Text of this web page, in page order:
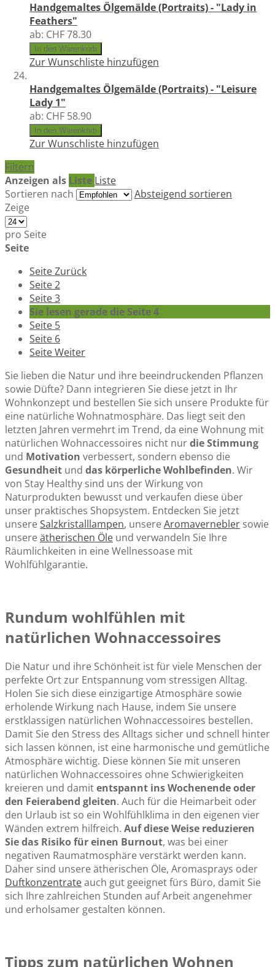
Handgemaltes Ölgemälde (Portraits) - "Lady in
Feathers"
ab: CHF 78.30
In den Warenkorb
Zur Wunschliste hinzufügen
Handgemaltes Ölgemälde (Portraits) - "Leisure
Lady 1"
ab: CHF 58.90
In den Warenkorb
Zur Wunschliste hinzufügen
Filtern
Anzeigen als Liste Liste
Sortieren nach
Absteigend sortieren
Zeige
pro Seite
Seite
SeiteZurück
Seite2
Seite3
Sie lesen gerade die Seite4
Seite 5
Seite 6
SeiteWeiter
Sie lieben die Natur und ihre beeindruckenden Pflanzen
sowie Düfte? Dann integrieren Sie diese jetzt in Ihr
Wohnkonzept und bestellen Sie sich unsere Produkte für
eine natürliche Wohnatmosphäre. Das liegt seit den
letzten Jahren vermehrt im Trend, da eine Wohnung mit
natürlichen Wohnaccessoires nicht nurdie Stimmung
und Motivation verbessert, sondern ebenso die
Gesundheit und das körperliche Wohlbefinden. Wir
von Stay Healthy sind uns der Wirkung von
Naturprodukten bewusst und verkaufen diese über
unser praktisches Shopsystem. Entdecken Sie jetzt
unsereSalzkristalllampen, unsereAromavernebler sowie
unsereätherischen Öle und verwandeln Sie Ihre
Räumlichkeiten in eine Wellnessoase mit
Wohlfühlgarantie.
Rundum wohlfühlen mit
natürlichen Wohnaccessoires
Die Natur und ihre Schönheit ist für viele Menschen der
perfekte Ort zur Entspannung vom stressigen Alltag.
Holen Sie sich diese einzigartige Atmosphäre sowie
erholende Wirkung nach Hause, indem Sie unsere
erstklassigen natürlichen Wohnaccessoires bestellen.
Damit Sie den Stress des Alltags sicher und schnell hinter
sich lassen können, ist eine harmonische und gemütliche
Atmosphäre wichtig. Diese können Sie mit unseren
natürlichen Wohnaccessoires ohne Schwierigkeiten
kreieren und damitentspannt ins Wochenende oder
den Feierabend gleiten. Auch für die Heimarbeit oder
den Urlaub ist so ein Wohlfühlklima in den eigenen vier
Wänden extrem hilfreich. Auf diese Weise reduzieren
Sie das Risiko für einen Burnout, was bei einer
negativen Raumatmosphäre verstärkt werden kann.
Daher sind unsere ätherischen Öle, Aromasprays oder
Duftkonzentrateauch gut geeignet fürs Büro, damit Sie
sich Ihre zahlreichen Stunden auf Arbeit angenehmer
und erholsamer gestalten können.
Tipps zum natürlichen Wohnen